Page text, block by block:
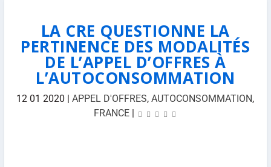
LA CRE QUESTIONNE LA
PERTINENCE DES MODALITÉS
DE L’APPEL D’OFFRES À
L’AUTOCONSOMMATION
12 01 2020 |APPEL D'OFFRES,AUTOCONSOMMATION,
FRANCE |